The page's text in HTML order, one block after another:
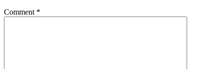
Comment *